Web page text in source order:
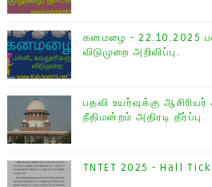
கனமழை - 22.10.2025
விடுமுறை அறிவிப்பு.
பதவி உயர்வுக்கு
நீதிமன்றம் அதிரடி தீர்ப்பு.
TNTET 2025 - Hall